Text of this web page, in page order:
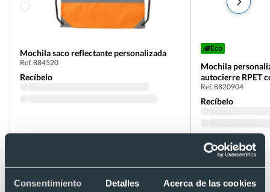
Consentimiento Detalles Acerca de las cookies
Mochila saco reflectante personalizada
Ref. 884520
Recíbelo
Eco
Mochila
autocierre RPET
Ref. 8820904
Recíbelo
Desde 0,68 €